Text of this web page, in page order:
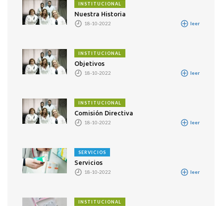
INSTITUCIONAL
Nuestra Historia
18-10-2022 leer
INSTITUCIONAL
Objetivos
18-10-2022 leer
INSTITUCIONAL
Comisión Directiva
18-10-2022 leer
SERVICIOS
Servicios
18-10-2022 leer
INSTITUCIONAL